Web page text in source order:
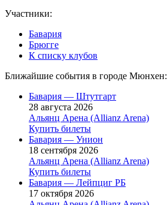
Участники:
Бавария
Брюгге
К списку клубов
Ближайшие события в городе Мюнхен:
Бавария — Штутгарт
28 августа 2026
Альянц Арена (Allianz Arena)
Купить билеты
Бавария — Унион
18 сентября 2026
Альянц Арена (Allianz Arena)
Купить билеты
Бавария — Лейпциг РБ
17 октября 2026